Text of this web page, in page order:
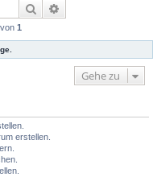
Suche
von 1
Gehe zu
erstellen.